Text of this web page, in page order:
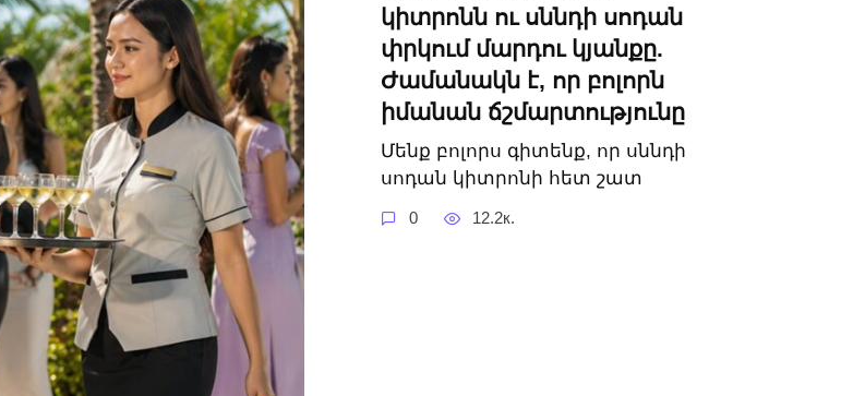
կիտրոնն ու սննդի սոդան
փրկում մարդու կյանքը.
Ժամանակն է, որ բոլորն
իմանան ճշմարտությունը
Մենք բոլորս գիտենք, որ սննդի
սոդան կիտրոնի հետ շատ
0 12.2к.